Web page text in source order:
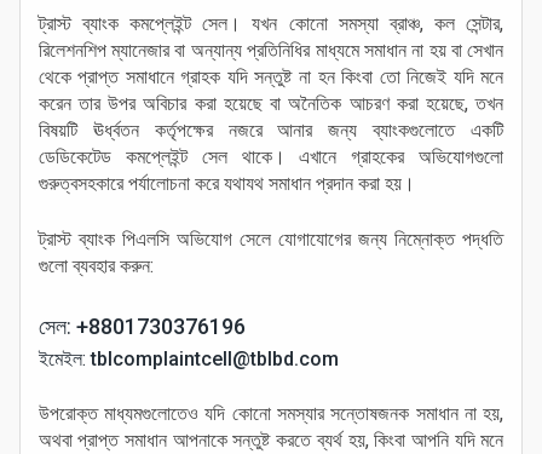
ট্রাস্ট ব্যাংক কমপ্লেইন্ট সেল। যখন কোনো সমস্যা ব্রাঞ্চ, কল সেন্টার,
রিলেশনশিপ ম্যানেজার বা অন্যান্য প্রতিনিধির মাধ্যমে সমাধান না হয় বা সেখান
থেকে প্রাপ্ত সমাধানে গ্রাহক যদি সন্তুষ্ট না হন কিংবা তো নিজেই যদি মনে
করেন তার উপর অবিচার করা হয়েছে বা অনৈতিক আচরণ করা হয়েছে, তখন
বিষয়টি ঊর্ধ্বতন কর্তৃপক্ষের নজরে আনার জন্য ব্যাংকগুলোতে একটি
ডেডিকেটেড কমপ্লেইন্ট সেল থাকে। এখানে গ্রাহকের অভিযোগগুলো
গুরুত্বসহকারে পর্যালোচনা করে যথাযথ সমাধান প্রদান করা হয়।
ট্রাস্ট ব্যাংক পিএলসি অভিযোগ সেলে যোগাযোগের জন্য নিম্নোক্ত পদ্ধতি
গুলো ব্যবহার করুন:
সেল: +8801730376196
ইমেইল:tblcomplaintcell@tblbd.com
উপরোক্ত মাধ্যমগুলোতেও যদি কোনো সমস্যার সন্তোষজনক সমাধান না হয়,
অথবা প্রাপ্ত সমাধান আপনাকে সন্তুষ্ট করতে ব্যর্থ হয়, কিংবা আপনি যদি মনে